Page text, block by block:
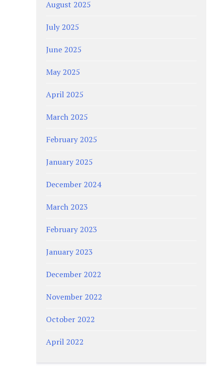
August 2025
July 2025
June 2025
May 2025
April 2025
March 2025
February 2025
January 2025
December 2024
March 2023
February 2023
January 2023
December 2022
November 2022
October 2022
April 2022